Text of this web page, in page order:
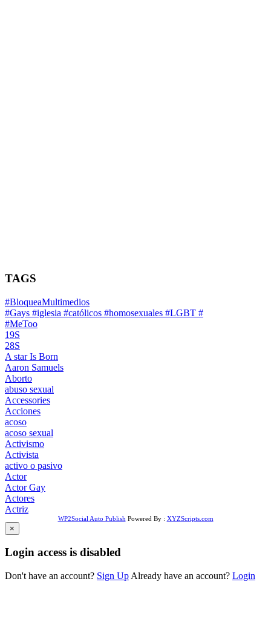
TAGS
#BloqueaMultimedios
#Gays #iglesia #católicos #homosexuales #LGBT #
#MeToo
19S
28S
A star Is Born
Aaron Samuels
Aborto
abuso sexual
Accessories
Acciones
acoso
acoso sexual
Activismo
Activista
activo o pasivo
Actor
Actor Gay
Actores
Actriz
WP2Social Auto Publish Powered By : XYZScripts.com
×
Login access is disabled
Don't have an account? Sign Up Already have an account? Login